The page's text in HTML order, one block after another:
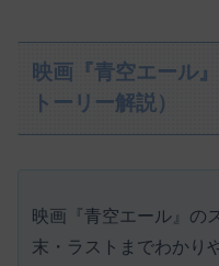
映画『青空エール
トーリー解説）
映画『青空エール』の
末・ラストまでわかり